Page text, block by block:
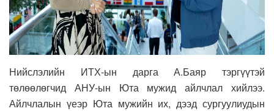
Нийслэлийн ИТХ-ын дарга А.Баяр тэргүүтэй
төлөөлөгчид АНУ-ын Юта мужид айлчлал хийлээ.
Айлчлалын үеэр Юта мужийн их, дээд сургуулиудын